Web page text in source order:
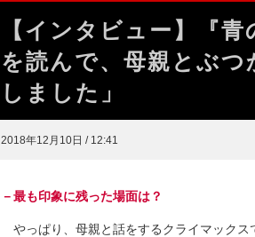
【インタビュー】『
を読んで、母親とぶ
しました」
2018年12月10日 / 12:41
－最も印象に残った場面は？
やっぱり、母親と話をするクライマックス